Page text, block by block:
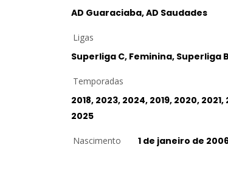
AD Guaraciaba, AD Saudades
Ligas
Superliga C, Feminina, Superliga B
Temporadas
2018, 2023, 2024, 2019, 2020, 2021,
2025
Nascimento 1 de janeiro de